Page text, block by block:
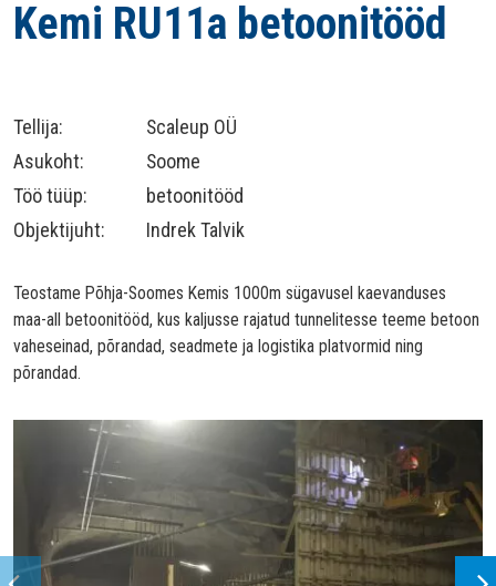
Kemi RU11a betoonitööd
Tellija:
Scaleup OÜ
Asukoht:
Soome
Töö tüüp:
betoonitööd
Objektijuht:
Indrek Talvik
Teostame Põhja-Soomes Kemis 1000m sügavusel kaevanduses
maa-all betoonitööd, kus kaljusse rajatud tunnelitesse teeme betoon
vaheseinad, põrandad, seadmete ja logistika platvormid ning
põrandad.